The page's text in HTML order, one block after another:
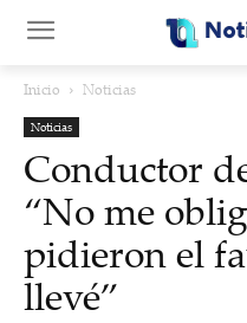
Inicio Noticias
Noticias
Conductor
“No me
pidieron el
llevé”